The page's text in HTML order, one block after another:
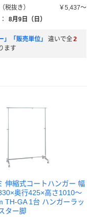
税抜き）
￥5,437～
： 8月9日（日）
」「販売単位」 違いで全2
ます
伸縮式コートハンガー 幅
奥行425×高さ1010～
TH-GA 1台 ハンガーラッ
ター脚